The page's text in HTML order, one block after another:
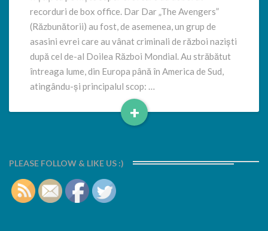
Avengers
recorduri de box office. Dar Dar „The Avengers”
(Răzbunătorii) au fost, de asemenea, un grup de
asasini evrei care au vânat criminali de război naziști
după cel de-al Doilea Război Mondial. Au străbătut
întreaga lume, din Europa până în America de Sud,
atingându-și principalul scop: …
+
Read
PLEASE FOLLOW & LIKE US :)